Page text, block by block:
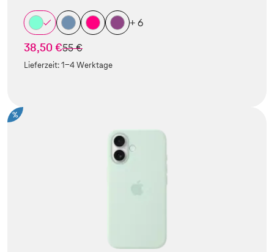
+ 6
38,50 €statt
55 €
Lieferzeit:1-4 Werktage
%